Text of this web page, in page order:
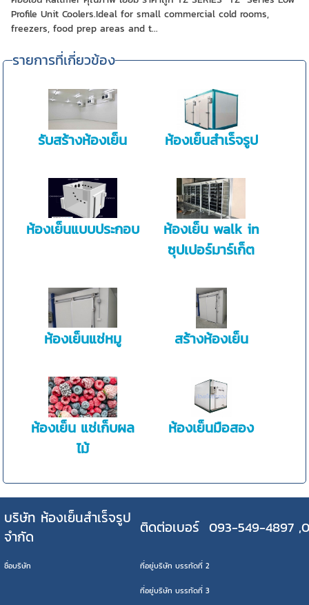
Profile Unit Coolers.Ideal for small commercial cold rooms,
freezers, food prep areas and t...
รายการที่เกี่ยวข้อง
รับสร้างห้องเย็น ห้องเย็นสำเร็จรูป
ห้องเย็นแบบประกอบ
ห้องเย็น walk in
ซุปเปอร์มาร์เก็ต
ห้องเย็นแช่หมู สร้างห้องเย็น
ห้องเย็น แช่เก็บผล
ไม้
ห้องเย็นมือสอง
บริษัท ห้องเย็นสำเร็จรูป
จำกัด
ติดต่อเบอร์ 093-549-4897
ชื่อบริษัท ที่อยู่บริษัท บรรทัดที่ 2
ที่อยู่บริษัท บรรทัดที่ 3